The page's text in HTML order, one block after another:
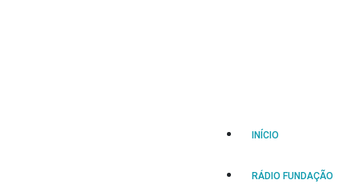
INÍCIO
RÁDIO FUNDAÇÃO